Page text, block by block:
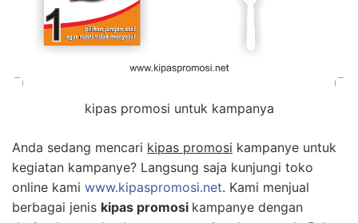
kipas promosi untuk kampanya
Anda sedang mencari kipas promosi kampanye untuk
kegiatan kampanye? Langsung saja kunjungi toko
online kami www.kipaspromosi.net. Kami menjual
berbagai jenis kipas promosi kampanye dengan